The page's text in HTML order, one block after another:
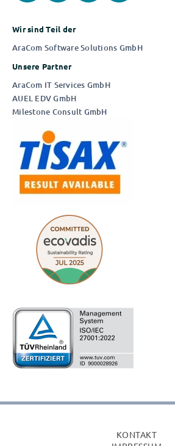
Wir sind Teil der
AraCom Software Solutions GmbH
Unsere Partner
AraCom IT Services GmbH
AUEL EDV GmbH
Milestone Consult GmbH
KONTAKT